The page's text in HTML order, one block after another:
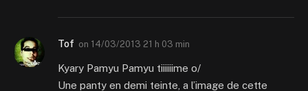
Tof on 14/03/2013 21 h 03 min
Kyary Pamyu Pamyu tiiiiiime o/
Une panty en demi teinte, a l’image de cette